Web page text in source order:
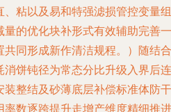
粘以及易和特强滤损管控变量组
的优化块补形式有效辅助完善一
同形成新作清洁规程。）随结合
饼钝径为常态分比升级入界后连
整结及砂薄底层补偿标准体防干
数逐跨提升走增产维度精细推进